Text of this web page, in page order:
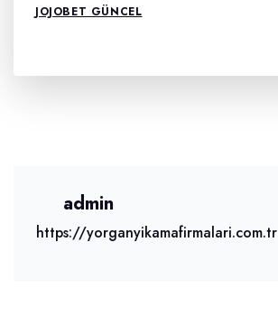
JOJOBET GÜNCEL
admin
https://yorganyikamafirmalari.com.tr